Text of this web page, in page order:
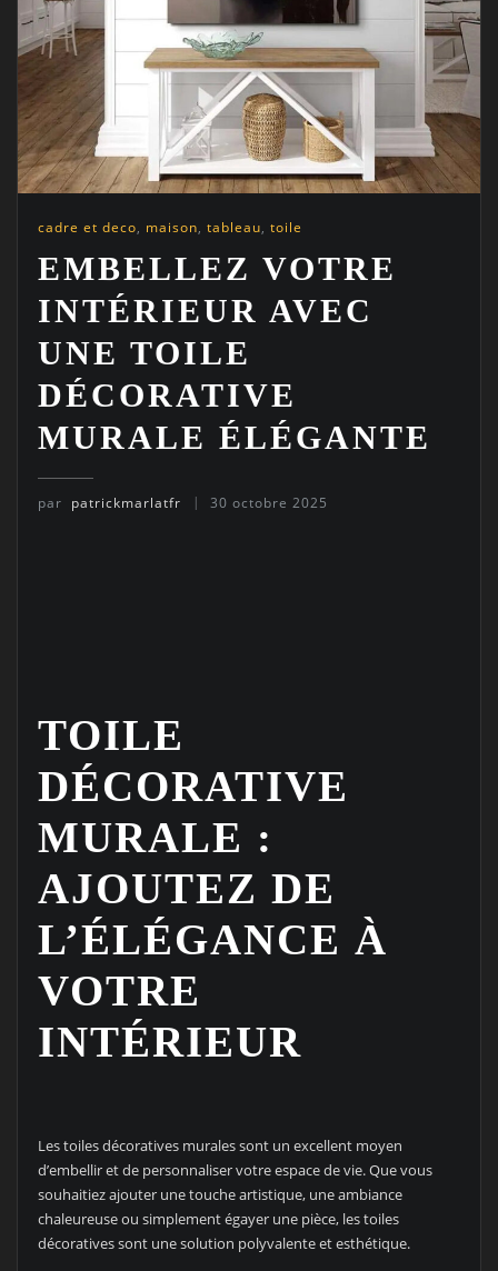
cadre et deco, maison, tableau, toile
EMBELLEZ VOTRE
INTÉRIEUR AVEC
UNE TOILE
DÉCORATIVE
MURALE ÉLÉGANTE
par patrickmarlatfr 30 octobre 2025
TOILE
DÉCORATIVE
MURALE :
AJOUTEZ DE
L’ÉLÉGANCE À
VOTRE
INTÉRIEUR
Les toiles décoratives murales sont un excellent moyen
d’embellir et de personnaliser votre espace de vie. Que vous
souhaitiez ajouter une touche artistique, une ambiance
chaleureuse ou simplement égayer une pièce, les toiles
décoratives sont une solution polyvalente et esthétique.